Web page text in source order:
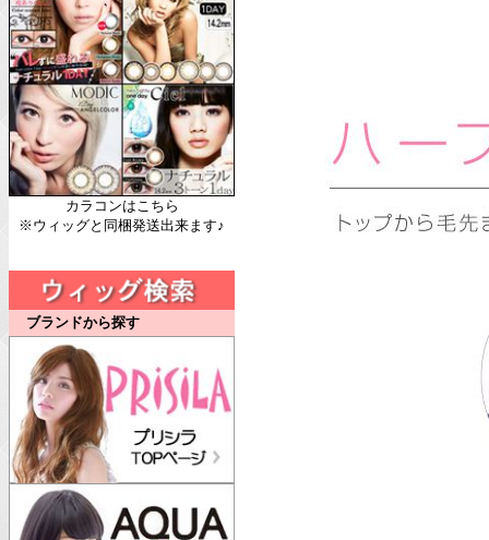
カラコンはこちら
※ウィッグと同梱発送出来ます♪
ブランドから探す